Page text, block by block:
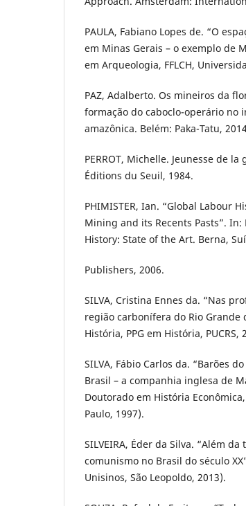
PAULA, Fabiano Lopes de. “O
em Minas Gerais – o exemplo de
em Arqueologia, FFLCH,
PAZ, Adalberto. Os mineiros da
formação do caboclo-operário no
amazônica. Belém: Paka-Tatu,
PERROT, Michelle. Jeunesse de
Éditions du Seuil, 1984.
PHIMISTER, Ian. “Global Labour
Mining and its Recents Pasts”. In:
History: State of the Art. Berna,
Publishers, 2006.
SILVA, Cristina Ennes da. “Nas
região carbonífera do Rio Grande
História, PPG em História, PUCRS,
SILVA, Fábio Carlos da. “Barões
Brasil – a companhia inglesa de
Doutorado em História
Paulo, 1997).
SILVEIRA, Éder da Silva. “Além
comunismo no Brasil do século
Unisinos, São Leopoldo, 2013).